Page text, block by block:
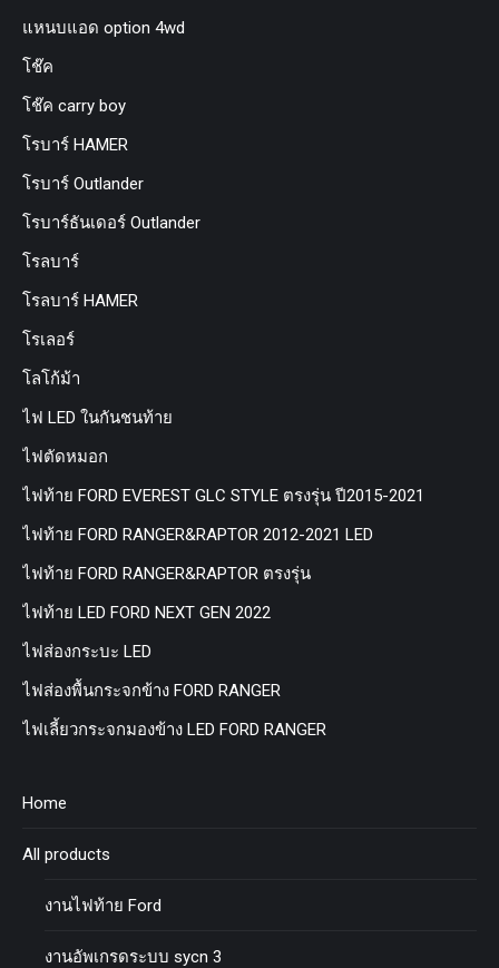
แหนบแอด option 4wd
โช๊ค
โช๊ค carry boy
โรบาร์ HAMER
โรบาร์ Outlander
โรบาร์ธันเดอร์ Outlander
โรลบาร์
โรลบาร์ HAMER
โรเลอร์
โลโก้ม้า
ไฟ LED ในกันชนท้าย
ไฟตัดหมอก
ไฟท้าย FORD EVEREST GLC STYLE ตรงรุ่น ปี2015-2021
ไฟท้าย FORD RANGER&RAPTOR 2012-2021 LED
ไฟท้าย FORD RANGER&RAPTOR ตรงรุ่น
ไฟท้าย LED FORD NEXT GEN 2022
ไฟส่องกระบะ LED
ไฟส่องพื้นกระจกข้าง FORD RANGER
ไฟเลี้ยวกระจกมองข้าง LED FORD RANGER
Home
All products
งานไฟท้าย Ford
งานอัพเกรดระบบ sycn 3